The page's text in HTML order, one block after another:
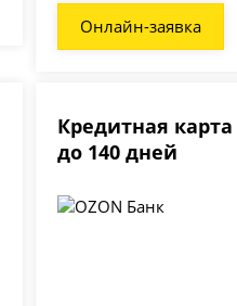
Онлайн-заявка
Кредитная
до 140 дней